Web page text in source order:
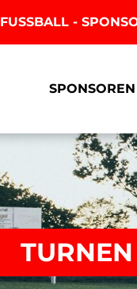
FUSSBALL -
SPONSOREN